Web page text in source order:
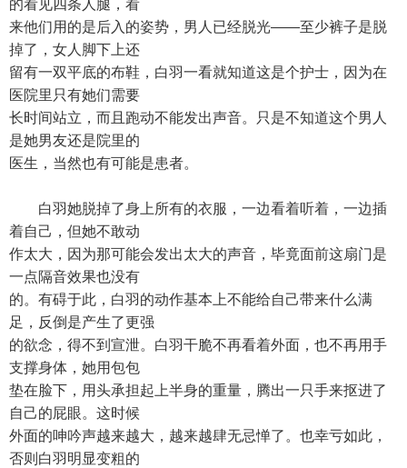
的看见四条人腿，看
来他们用的是后入的姿势，男人已经脱光——至少裤子是脱
掉了，女人脚下上还
留有一双平底的布鞋，白羽一看就知道这是个护士，因为在
医院里只有她们需要
长时间站立，而且跑动不能发出声音。只是不知道这个男人
是她男友还是院里的
医生，当然也有可能是患者。
白羽她脱掉了身上所有的衣服，一边看着听着，一边插
着自己，但她不敢动
作太大，因为那可能会发出太大的声音，毕竟面前这扇门是
一点隔音效果也没有
的。有碍于此，白羽的动作基本上不能给自己带来什么满
足，反倒是产生了更强
的欲念，得不到宣泄。白羽干脆不再看着外面，也不再用手
支撑身体，她用包包
垫在脸下，用头承担起上半身的重量，腾出一只手来抠进了
自己的屁眼。这时候
外面的呻吟声越来越大，越来越肆无忌惮了。也幸亏如此，
否则白羽明显变粗的